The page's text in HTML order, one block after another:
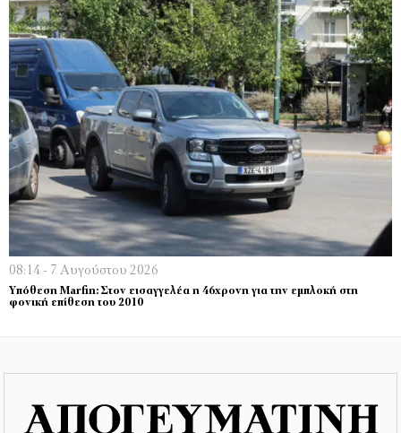
08:14 - 7 Αυγούστου 2026
Υπόθεση Marfin: Στον εισαγγελέα η 46χρονη για την εμπλοκή στη
φονική επίθεση του 2010